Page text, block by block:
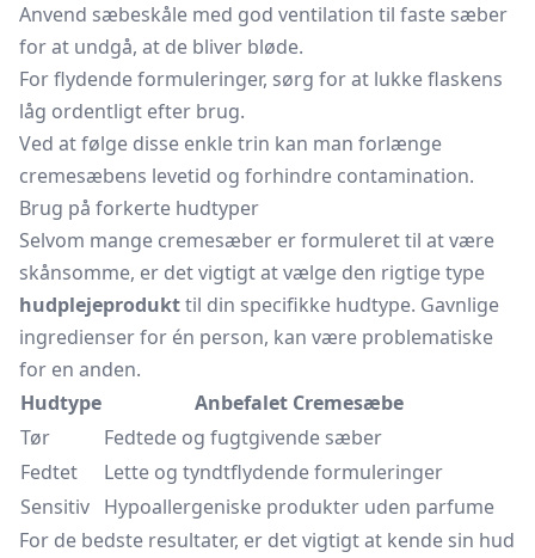
Anvend sæbeskåle med god ventilation til faste sæber
for at undgå, at de bliver bløde.
For flydende formuleringer, sørg for at lukke flaskens
låg ordentligt efter brug.
Ved at følge disse enkle trin kan man forlænge
cremesæbens levetid og forhindre contamination.
Brug på forkerte hudtyper
Selvom mange cremesæber er formuleret til at være
skånsomme, er det vigtigt at vælge den rigtige type
hudplejeprodukttil din specifikke hudtype. Gavnlige
ingredienser for én person, kan være problematiske
for en anden.
Hudtype
Anbefalet Cremesæbe
Tør
Fedtede og fugtgivende sæber
Fedtet
Lette og tyndtflydende formuleringer
Sensitiv Hypoallergeniske produkter uden parfume
For de bedste resultater, er det vigtigt at kende sin hud